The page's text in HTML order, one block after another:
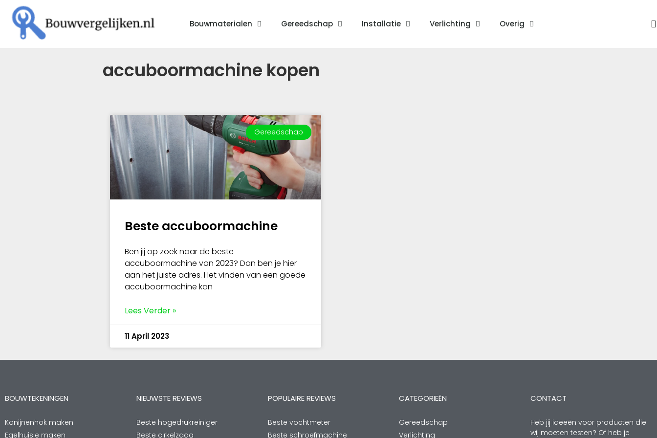
Bouwmaterialen Gereedschap Installatie Verlichting Overig
accuboormachine kopen
Gereedschap
Beste accuboormachine
Ben jij op zoek naar de beste
accuboormachine van 2023? Dan ben je hier
aan het juiste adres. Het vinden van een goede
accuboormachine kan
Lees Verder »
11 April 2023
BOUWTEKENINGEN
Konijnenhok maken
Egelhuisje maken
NIEUWSTE REVIEWS
Beste hogedrukreiniger
Beste cirkelzaag
POPULAIRE REVIEWS
Beste vochtmeter
Beste schroefmachine
CATEGORIEËN
Gereedschap
Verlichting
CONTACT
Heb jij ideeën voor producten die
wij moeten testen? Of heb je